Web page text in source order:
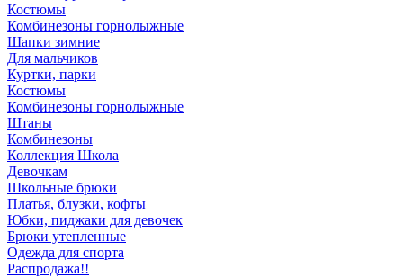
Костюмы
Комбинезоны горнолыжные
Шапки зимние
Для мальчиков
Куртки, парки
Костюмы
Комбинезоны горнолыжные
Штаны
Комбинезоны
Коллекция Школа
Девочкам
Школьные брюки
Платья, блузки, кофты
Юбки, пиджаки для девочек
Брюки утепленные
Одежда для спорта
Распродажа!!